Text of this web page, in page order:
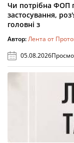
Чи потрібна ФОП
застосування,
головні з
Автор:Лента от
05.08.2026